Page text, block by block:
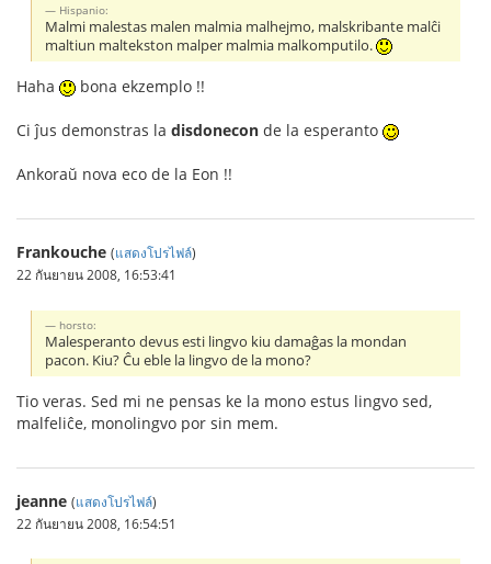
Hispanio:
Malmi malestas malen malmia malhejmo, malskribante malĉi
maltiun maltekston malper malmia malkomputilo.
Haha bona ekzemplo !!
Ci ĵus demonstras la disdonecon de la esperanto
Ankoraŭ nova eco de la Eon !!
Frankouche (แสดงโปรไฟล์)
22 กันยายน 2008, 16:53:41
horsto:
Malesperanto devus esti lingvo kiu damaĝas la mondan
pacon. Kiu? Ĉu eble la lingvo de la mono?
Tio veras. Sed mi ne pensas ke la mono estus lingvo sed,
malfeliĉe, monolingvo por sin mem.
jeanne (แสดงโปรไฟล์)
22 กันยายน 2008, 16:54:51